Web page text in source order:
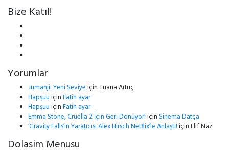
Bize Katıl!
Yorumlar
Jumanji: Yeni SeviyeiçinTuana Artuç
HapşuuiçinFatih ayar
HapşuuiçinFatih ayar
Emma Stone, Cruella 2 İçin Geri Dönüyor!için Sinema Datça
‘Gravity Falls’ın Yaratıcısı Alex Hirsch Netflix’le Anlaştı!içinElif Naz
Dolasim Menusu